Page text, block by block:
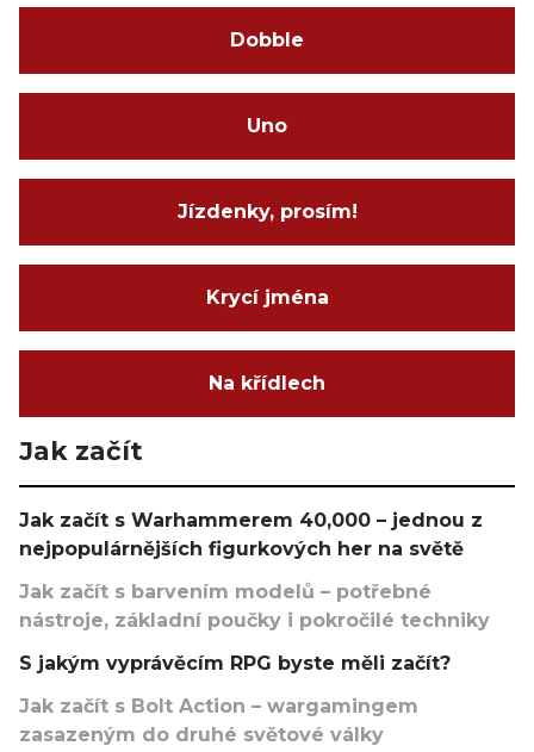
Dobble
Uno
Jízdenky, prosím!
Krycí jména
Na křídlech
Jak začít
Jak začít s Warhammerem 40,000 – jednou z
nejpopulárnějších figurkových her na světě
Jak začít s barvením modelů – potřebné
nástroje, základní poučky i pokročilé techniky
S jakým vyprávěcím RPG byste měli začít?
Jak začít s Bolt Action – wargamingem
zasazeným do druhé světové války